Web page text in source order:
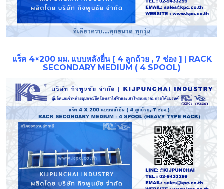
แร็ค 4×200 มม. แบบหลังยื่น [ 4 ลูกถ้วย , 7 ช่อง ] | RACK
SECONDARY MEDIUM ( 4 SPOOL)